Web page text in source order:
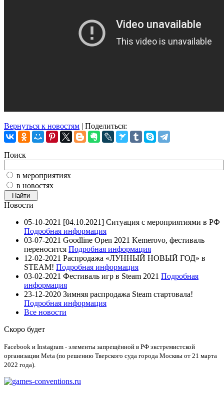
Вернуться к новостям | Поделиться:
Поиск
в мероприятиях
в новостях
Новости
05-10-2021 [04.10.2021] Ситуация с мероприятиями в РФ
Подробная информация
03-07-2021 Goodline Open 2021 Kemerovo, фестиваль
переносится Подробная информация
12-02-2021 Распродажа «ЛУННЫЙ НОВЫЙ ГОД» в
STEAM! Подробная информация
03-02-2021 Фестиваль игр в Steam 2021 Подробная
информация
23-12-2020 Зимняя распродажа Steam стартовала!
Подробная информация
Все новости
Скоро будет
Facebook и Instagram - элементы запрещённой в РФ экстремистской
организации Meta (по решению Тверского суда города Москвы от 21 марта
2022 года).